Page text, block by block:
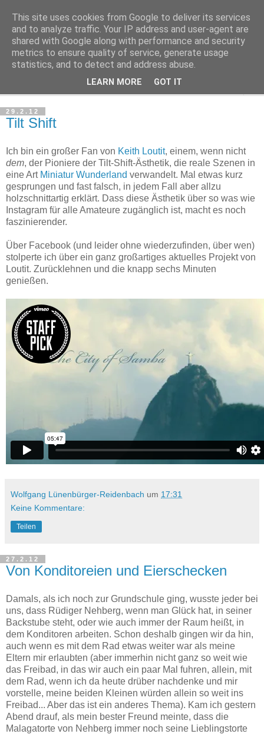
Haltungsturnen
Niveau sieht nur von unten aus wie Arroganz.
29.2.12
Tilt Shift
Ich bin ein großer Fan von Keith Loutit, einem, wenn nicht
dem, der Pioniere der Tilt-Shift-Ästhetik, die reale Szenen in
eine Art Miniatur Wunderland verwandelt. Mal etwas kurz
gesprungen und fast falsch, in jedem Fall aber allzu
holzschnittartig erklärt. Dass diese Ästhetik über so was wie
Instagram für alle Amateure zugänglich ist, macht es noch
faszinierender.
Über Facebook (und leider ohne wiederzufinden, über wen)
stolperte ich über ein ganz großartiges aktuelles Projekt von
Loutit. Zurücklehnen und die knapp sechs Minuten
genießen.
Wolfgang Lünenbürger-Reidenbach um 17:31
Keine Kommentare:
Teilen
27.2.12
Von Konditoreien und Eierschecken
Damals, als ich noch zur Grundschule ging, wusste jeder bei
uns, dass Rüdiger Nehberg, wenn man Glück hat, in seiner
Backstube steht, oder wie auch immer der Raum heißt, in
dem Konditoren arbeiten. Schon deshalb gingen wir da hin,
auch wenn es mit dem Rad etwas weiter war als meine
Eltern mir erlaubten (aber immerhin nicht ganz so weit wie
das Freibad, in das wir auch ein paar Mal fuhren, allein, mit
dem Rad, wenn ich da heute drüber nachdenke und mir
vorstelle, meine beiden Kleinen würden allein so weit ins
Freibad... Aber das ist ein anderes Thema). Kam ich gestern
Abend drauf, als mein bester Freund meinte, dass die
Malagatorte von Nehberg immer noch seine Lieblingstorte
This site uses cookies from Google to deliver its services
and to analyze traffic. Your IP address and user-agent are
shared with Google along with performance and security
metrics to ensure quality of service, generate usage
statistics, and to detect and address abuse.
LEARN MORE GOT IT